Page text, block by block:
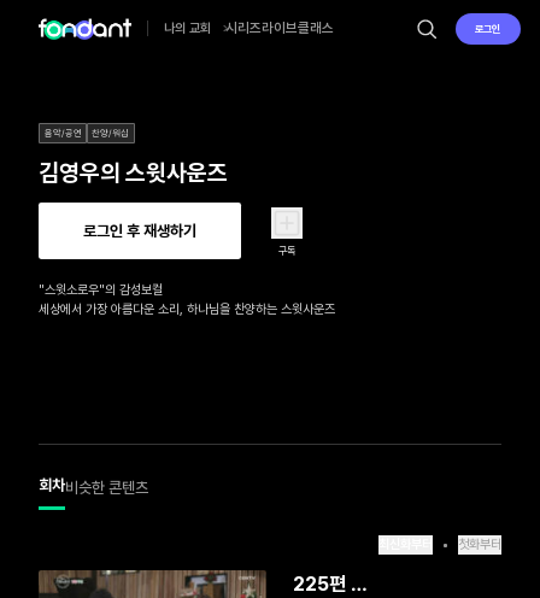
나의 교회 시리즈라이브클래스 로그인
음악/공연 찬양/워십
김영우의 스윗사운즈
로그인 후 재생하기
구독
"스윗소로우"의 감성보컬
세상에서 가장 아름다운 소리, 하나님을 찬양하는 스윗사운즈
회차비슷한 콘텐츠
첫화부터
225편 김